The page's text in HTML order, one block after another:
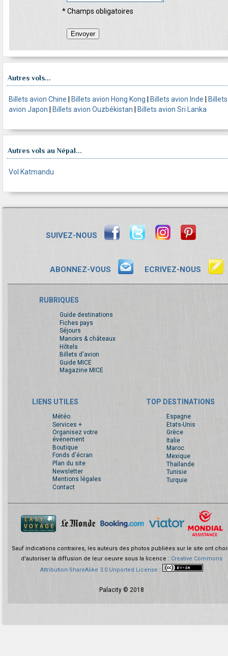
* Champs obligatoires
Autres vols...
Billets avion Chine Billets avion Hong Kong Billets avion Inde
Billets
avion Japon
Billets avion Ouzbékistan Billets avion Sri Lanka
Autres vols au Népal...
Vol Katmandu
SUIVEZ-NOUS
ABONNEZ-VOUS ECRIVEZ-NOUS
RUBRIQUES
Guide destinations
Fiches pays
Séjours
Manoirs & châteaux
Hôtels
Billets d'avion
Guide MICE
Magazine MICE
LIENS UTILES
Météo
Services +
Organisez votre
événement
Boutique
Fonds d'écran
Plan du site
Newsletter
Mentions légales
Contact
TOP DESTINATIONS
Espagne
Etats-Unis
Grèce
Italie
Maroc
Mexique
Thaïlande
Tunisie
Turquie
Sauf indications contraires, les auteurs des photos publiées sur le site ont
d'autoriser la diffusion de leur oeuvre sous la licence : Creative Commons
Attribution-ShareAlike 3.0 Unported License :
Palacity © 2018